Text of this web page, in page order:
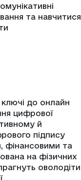
та навчитися
ключі до онлайн
цифрової
й
підпису
фінансовими та
на фізичних
оволодіти